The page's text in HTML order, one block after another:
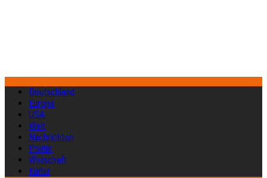
Deutschland
Europa
USA
Welt
Nachrichten
Politik
Wirtschaft
Kultur